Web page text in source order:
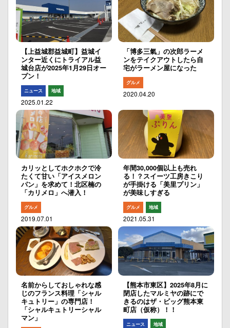
【上益城郡益城町】益城イ
ンター近くにトライアル益
城台店が2025年1月29日オー
プン！
ニュース 地域
2025.01.22
「博多三氣」の次郎ラーメ
ンをテイクアウトしたら自
宅がラーメン屋になった
グルメ
2020.04.20
カリッとしてホクホクで冷
たくて甘い「アイスメロン
パン」を求めて！北区楠の
「カリメロ」へ潜入！
グルメ
2019.07.01
年間30,000個以上も売れ
る！？スイーツ工房きこり
が手掛ける「美里プリン」
が美味しすぎる
グルメ 地域
2021.05.31
名前からしておしゃれな感
じのフランス料理「シャル
キュトリー」の専門店！
「シャルキュトリーシャル
マン」
【熊本市東区】2025年8月に
閉店したマルミヤの跡にで
きるのはザ・ビッグ熊本東
町店（仮称）！！
ニュース 地域